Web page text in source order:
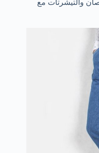
والتيشرتات مع